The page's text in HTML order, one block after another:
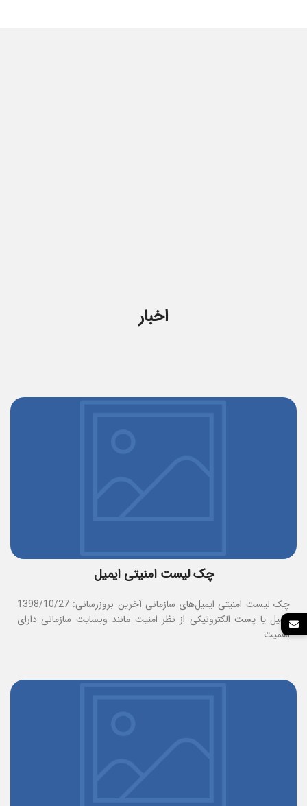
اخبار
چک لیست امنیتی ایمیل
چک لیست امنیتی ایمیل‌های سازمانی آخرین بروزرسانی: 1398/10/27
ایمیل یا پست الکترونیکی از نظر امنیت مانند وبسایت سازمانی دارای
اهمیت